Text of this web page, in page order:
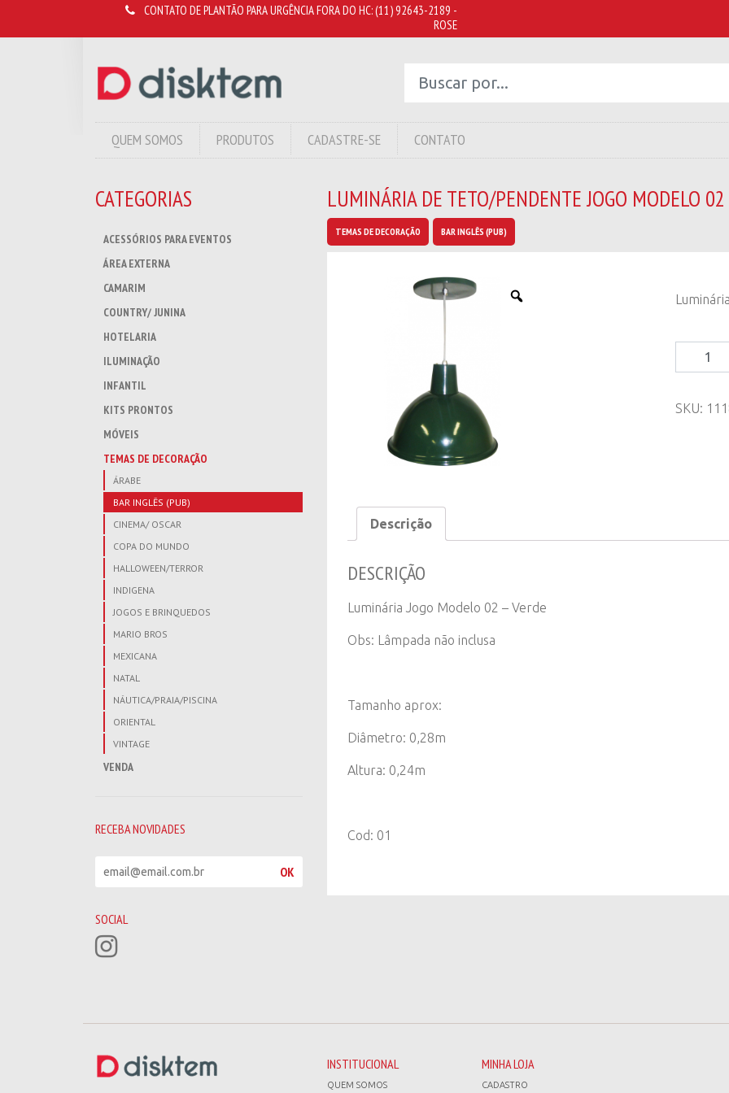
CONTATO DE PLANTÃO PARA URGÊNCIA FORA DO HC:(11) 92643-2189 -
ROSE
QUEM SOMOS PRODUTOS CADASTRE-SE CONTATO
CATEGORIAS
ACESSÓRIOS PARA EVENTOS
ÁREA EXTERNA
CAMARIM
COUNTRY/ JUNINA
HOTELARIA
ILUMINAÇÃO
INFANTIL
KITS PRONTOS
MÓVEIS
TEMAS DE DECORAÇÃO
ÁRABE
BAR INGLÊS (PUB)
CINEMA/ OSCAR
COPA DO MUNDO
HALLOWEEN/TERROR
INDIGENA
JOGOS E BRINQUEDOS
MARIO BROS
MEXICANA
NATAL
NÁUTICA/PRAIA/PISCINA
ORIENTAL
VINTAGE
VENDA
RECEBA NOVIDADES
e
b
a
n
d
d
e
OK
SOCIAL
LUMINÁRIA DE TETO/PENDENTE JOGO MODELO
TEMAS DE DECORAÇÃO BAR INGLÊS (PUB)
Luminária
de
Jogo
SKU:
Descrição
DESCRIÇÃO
Luminária Jogo Modelo 02 – Verde
Obs: Lâmpada não inclusa
Tamanho aprox:
Diâmetro: 0,28m
Altura: 0,24m
Cod: 01
INSTITUCIONAL
QUEM SOMOS
MINHA LOJA
CADASTRO